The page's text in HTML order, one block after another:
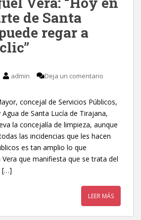
de Santa
regar a
admin Deja un comentario
concejal de Servicios Públicos,
Agua de Santa Lucía de Tirajana,
la concejalía de limpieza, aunque
las incidencias que les hacen
es tan amplio lo que
Vera que manifiesta que se trata del
[…]
LEER MÁS